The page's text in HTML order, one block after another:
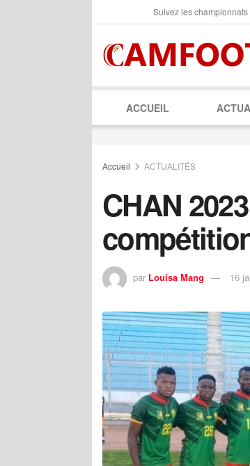
Suivez les championnats
ACCUEIL
Accueil ACTUALITÉS
CHAN
par Louisa Mang 16